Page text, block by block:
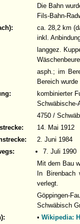
Die Bahn
Fils-Bahn-
ca. 28,2 km
inkl.
langgez.
asph.; im
Bereich
kombinierter
Schwäbische-
4750 /
14. Mai 1912
2. Juni 1984
7. Juli 1990
Mit dem Bau
In Birenbach
verlegt.
Göppingen-
Schwäbisch
• Wikipedia: